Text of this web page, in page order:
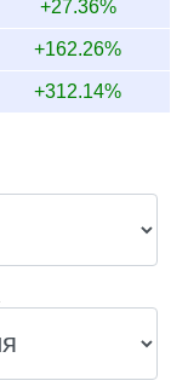
+27.36%
+162.26%
+312.14%